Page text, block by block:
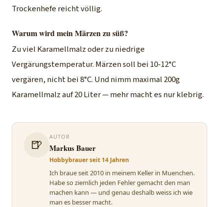
Trockenhefe reicht völlig.
Warum wird mein Märzen zu süß?
Zu viel Karamellmalz oder zu niedrige
Vergärungstemperatur. Märzen soll bei 10-12°C
vergären, nicht bei 8°C. Und nimm maximal 200g
Karamellmalz auf 20 Liter — mehr macht es nur klebrig.
🍺 AUTOR
Markus Bauer
Hobbybrauer seit 14 Jahren
Ich braue seit 2010 in meinem Keller in Muenchen.
Habe so ziemlich jeden Fehler gemacht den man
machen kann — und genau deshalb weiss ich wie
man es besser macht.